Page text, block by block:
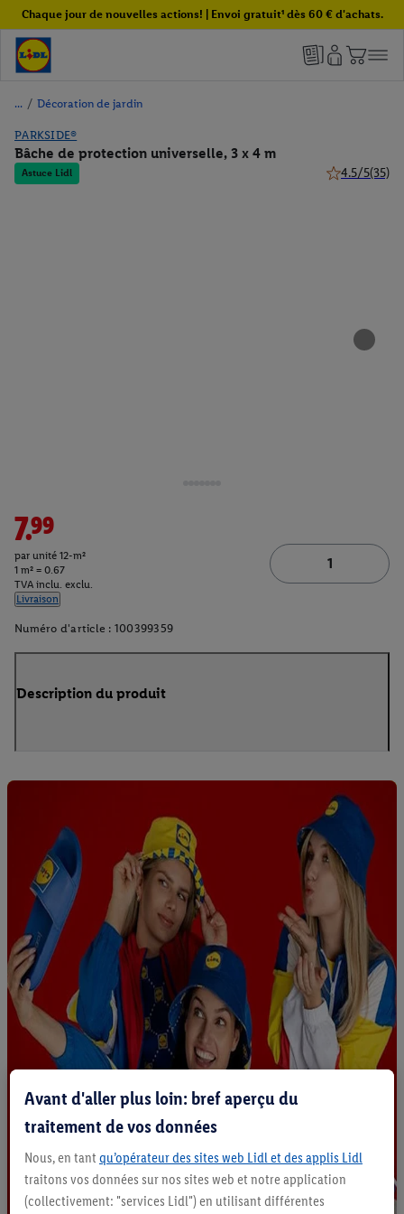
Chaque jour de nouvelles actions! | Envoi gratuit¹ dès 60 € d'achats.
/ Décoration de jardin
PARKSIDE®
Bâche de protection universelle, 3 x 4 m
Astuce Lidl 4.5/5(35)
7.99
par unité 12-m²
1 m² = 0.67
TVA inclu. exclu.
Livraison
Numéro d'article : 100399359
Description du produit
Avant d'aller plus loin: bref aperçu du
traitement de vos données
Nous, en tant qu’opérateur des sites web Lidl et des applis Lidl
traitons vos données sur nos sites web et notre application
(collectivement: "services Lidl") en utilisant différentes